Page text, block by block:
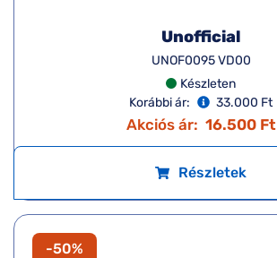
Unofficial
UNOF0095 VD00
Készleten
Korábbi ár:
33.000 Ft
Akciós ár: 16.500 Ft
Részletek
-50%